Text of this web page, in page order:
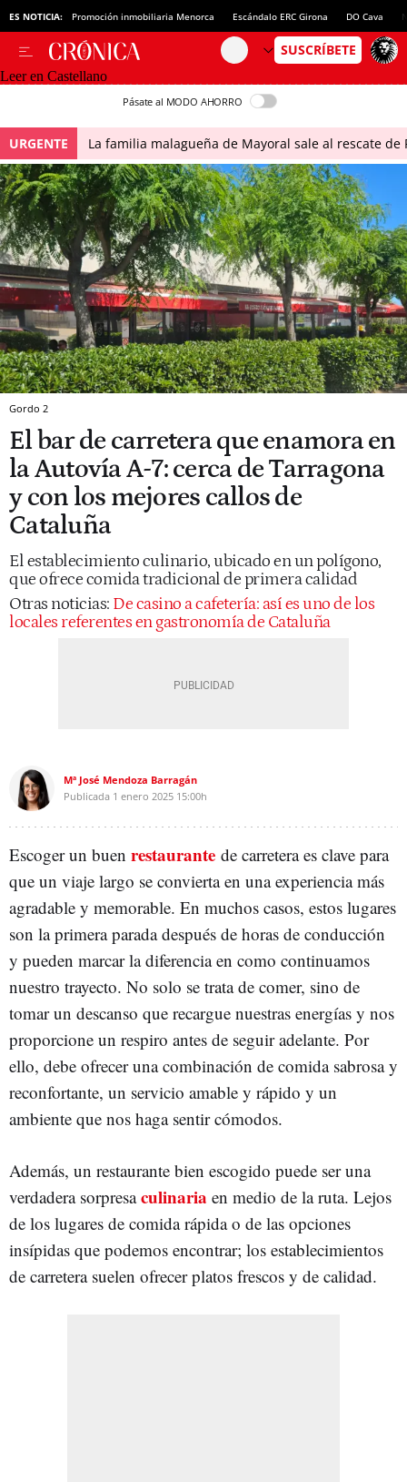
ES NOTICIA: Promoción inmobiliaria Menorca Escándalo ERC Girona DO Cava
Leer en Castellano
Pásate al MODO AHORRO
URGENTE La familia malagueña de Mayoral sale al rescate
Gordo 2
El bar de carretera que enamora en
la Autovía A-7: cerca de Tarragona
y con los mejores callos de
Cataluña
El establecimiento culinario, ubicado en un polígono,
que ofrece comida tradicional de primera calidad
Otras noticias: De casino a cafetería: así es uno de los
locales referentes en gastronomía de Cataluña
Mª José Mendoza Barragán
Publicada 1 enero 2025 15:00h
Escoger un buen restaurante de carretera es clave para
que un viaje largo se convierta en una experiencia más
agradable y memorable. En muchos casos, estos lugares
son la primera parada después de horas de conducción
y pueden marcar la diferencia en como continuamos
nuestro trayecto. No solo se trata de comer, sino de
tomar un descanso que recargue nuestras energías y nos
proporcione un respiro antes de seguir adelante. Por
ello, debe ofrecer una combinación de comida sabrosa y
reconfortante, un servicio amable y rápido y un
ambiente que nos haga sentir cómodos.
Además, un restaurante bien escogido puede ser una
verdadera sorpresaculinaria en medio de la ruta. Lejos
de los lugares de comida rápida o de las opciones
insípidas que podemos encontrar; los establecimientos
de carretera suelen ofrecer platos frescos y de calidad.